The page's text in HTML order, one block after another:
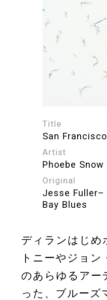
Title
San
Artist
Phoebe Snow
Original
Jesse Fuller–
Bay Blues
ディランはじめ
トニーやジョン
のあらゆるアー
った、ブルーズ